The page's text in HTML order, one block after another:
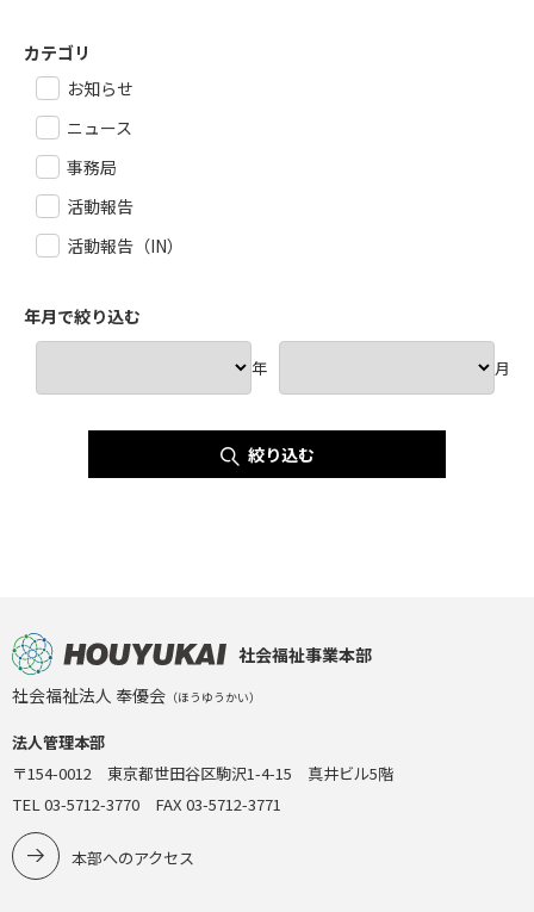
カテゴリ
お知らせ
ニュース
事務局
活動報告
活動報告（IN）
年月で絞り込む
年 月
絞り込む
社会福祉事業本部
社会福祉法人 奉優会 （ほうゆうかい）
法人管理本部
〒154-0012 東京都世田谷区駒沢1-4-15 真井ビル5階
TEL 03-5712-3770 FAX 03-5712-3771
本部へのアクセス